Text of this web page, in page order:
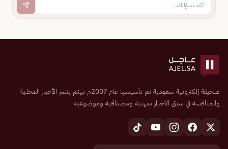
صحيفة إلكترونية سعودية تم تأسيسها عام 2007م تهتم بنشر الأخبار المحلية
والمنافسة في سبق الأخبار بمهنية ومصداقية وموضوعية